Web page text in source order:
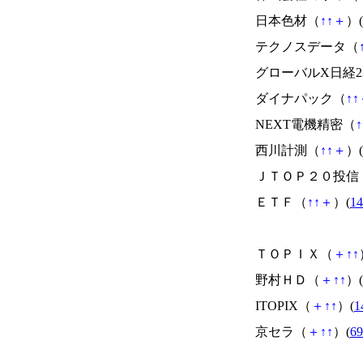
日本色材（ ↑ ↑ ＋ ）(
テクノスデータ（
グローバルX日経
ダイナパック（ ↑ ↑
NEXT電機精密（ ↑
西川計測（ ↑ ↑ ＋ ）(
ＪＴＯＰ２０投信
ＥＴＦ（ ↑ ↑ ＋ ）(
ＴＯＰＩＸ（ ＋ ↑ ↑
野村ＨＤ（ ＋ ↑ ↑ ）(
ITOPIX（ ＋ ↑ ↑ ）(
京セラ（ ＋ ↑ ↑ ）(